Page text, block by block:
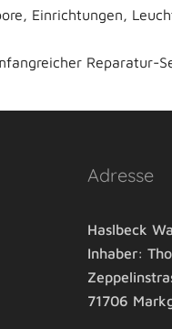
Einrichtungen,
Reparatur-
Adresse
Haslbeck
Inhaber:
71706